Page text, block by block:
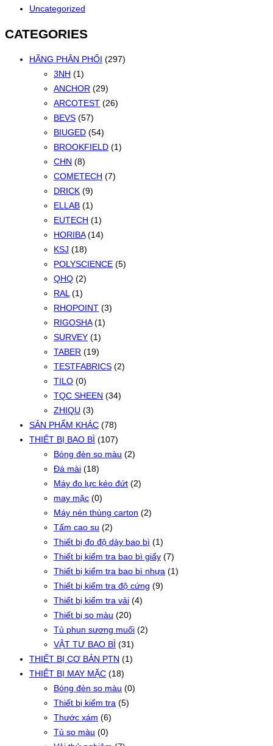
Uncategorized
CATEGORIES
HÃNG PHÂN PHỐI (297)
3NH (1)
ANCHOR (29)
ARCOTEST (26)
BEVS (57)
BIUGED (54)
BROOKFIELD (1)
CHN (8)
COMETECH (7)
DRICK (9)
ELLAB (1)
EUTECH (1)
HORIBA (14)
KSJ (18)
POLYSCIENCE (5)
QHQ (2)
RAL (1)
RHOPOINT (3)
RIGOSHA (1)
SURVEY (1)
TABER (19)
TESTFABRICS (2)
TILO (0)
TQC SHEEN (34)
ZHIQU (3)
SẢN PHẨM KHÁC (78)
THIẾT BỊ BAO BÌ (107)
Bóng đèn so màu (2)
Đá mài (18)
Máy đo lực kéo đứt (2)
may mặc (0)
Máy nén thùng carton (2)
Tấm cao su (2)
Thiết bị đo độ dày bao bì (1)
Thiết bị kiểm tra bao bì giấy (7)
Thiết bị kiểm tra bao bì nhựa (1)
Thiết bị kiểm tra độ cứng (9)
Thiết bị kiểm tra vải (4)
Thiết bị so màu (20)
Tủ phun sương muối (2)
VẬT TƯ BAO BÌ (31)
THIẾT BỊ CƠ BẢN PTN (1)
THIẾT BỊ MAY MẶC (18)
Bóng đèn so màu (0)
Thiết bị kiểm tra (5)
Thước xám (6)
Tủ so màu (0)